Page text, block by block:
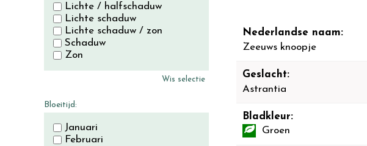
Nederlandse naam:
Zeeuws knoopje
Geslacht:
Astrantia
Bladkleur:
Groen
Lichte / halfschaduw
Lichte schaduw
Lichte schaduw / zon
Schaduw
Zon
Wis selectie
Bloeitijd:
Januari
Februari